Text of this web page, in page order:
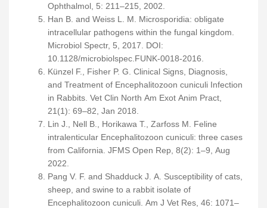
Ophthalmol, 5: 211–215, 2002.
Han B. and Weiss L. M. Microsporidia: obligate
intracellular pathogens within the fungal kingdom.
Microbiol Spectr, 5, 2017. DOI:
10.1128/microbiolspec.FUNK-0018-2016.
Künzel F., Fisher P. G. Clinical Signs, Diagnosis,
and Treatment of Encephalitozoon cuniculi Infection
in Rabbits. Vet Clin North Am Exot Anim Pract,
21(1): 69–82, Jan 2018.
Lin J., Nell B., Horikawa T., Zarfoss M. Feline
intralenticular Encephalitozoon cuniculi: three cases
from California. JFMS Open Rep, 8(2): 1–9, Aug
2022.
Pang V. F. and Shadduck J. A. Susceptibility of cats,
sheep, and swine to a rabbit isolate of
Encephalitozoon cuniculi. Am J Vet Res, 46: 1071–